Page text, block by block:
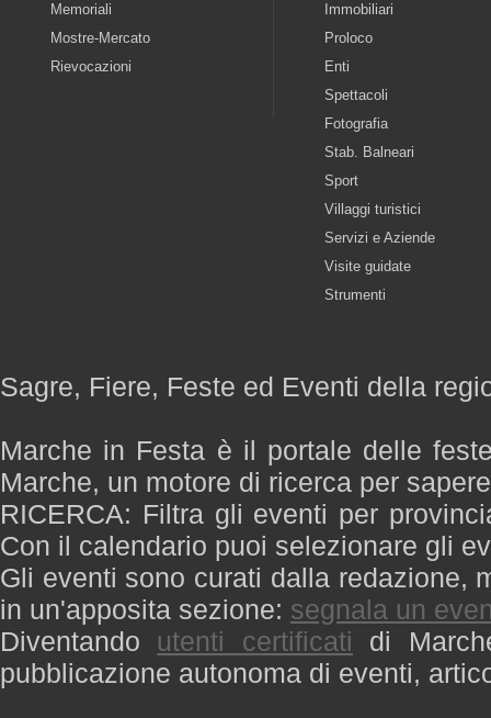
Memoriali
Mostre-Mercato
Rievocazioni
Immobiliari
Proloco
Enti
Spettacoli
Fotografia
Stab. Balneari
Sport
Villaggi turistici
Servizi e Aziende
Visite guidate
Strumenti
Sagre, Fiere, Feste ed Eventi della
Marche in Festa è il portale delle
Marche, un motore di ricerca per
RICERCA: Filtra gli eventi per
Con il calendario puoi selezionare gli
Gli eventi sono curati dalla redazione,
in un'apposita sezione: segnala un
Diventando utenti certificati di
pubblicazione autonoma di eventi,